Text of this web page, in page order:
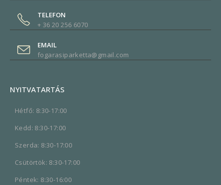
TELEFON
+ 36 20 256 6070
EMAIL
fogarasiparketta@gmail.com
NYITVATARTÁS
Hétfő: 8:30-17:00
Kedd: 8:30-17:00
Szerda: 8:30-17:00
Csütörtök: 8:30-17:00
Péntek: 8:30-16:00